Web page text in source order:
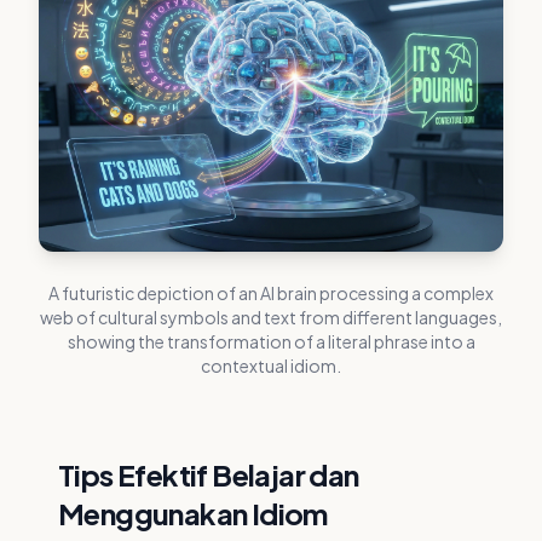
A futuristic depiction of an AI brain processing a complex
web of cultural symbols and text from different languages,
showing the transformation of a literal phrase into a
contextual idiom.
Tips Efektif Belajar dan
Menggunakan Idiom